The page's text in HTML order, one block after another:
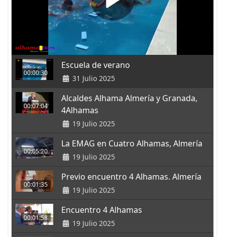
00:00:30
Escuela de verano
31 Julio 2025
00:07:04
Alcaldes Alhama Almería y Granada,
4Alhamas
19 Julio 2025
00:05:20
La EMAG en Cuatro Alhamas, Almería
19 Julio 2025
00:01:35
Previo encuentro 4 Alhamas. Almería
19 Julio 2025
00:01:58
Encuentro 4 Alhamas
19 Julio 2025